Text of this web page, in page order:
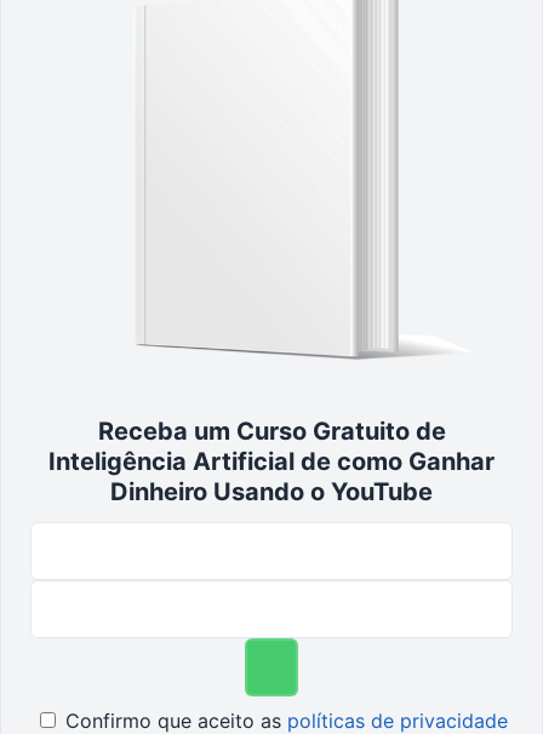
Receba um Curso Gratuito de
Inteligência Artificial de como Ganhar
Dinheiro Usando o YouTube
Confirmo que aceito as políticas de privacidade